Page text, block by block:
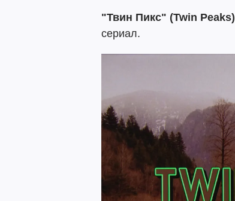
"Твин Пикс" (Twin Peaks)
сериал.